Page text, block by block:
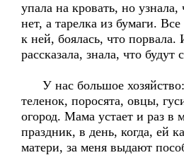
упала на кровать, но узнала,
нет, а тарелка из бумаги.
к ней, боялась, что
рассказала, знала, что будут
У нас большое хозяйство:
теленок, поросята, овцы,
огород. Мама устает и раз в
праздник, в день, когда, ей
матери, за меня выдают